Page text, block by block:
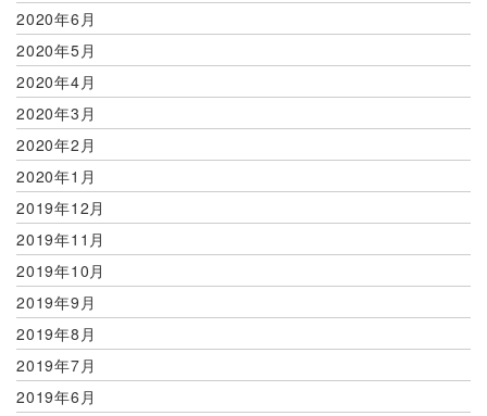
2020年6月
2020年5月
2020年4月
2020年3月
2020年2月
2020年1月
2019年12月
2019年11月
2019年10月
2019年9月
2019年8月
2019年7月
2019年6月